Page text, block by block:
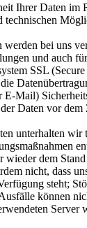
Ihrer Daten im
technischen
bei uns
und auch
SSL
Mail)
Daten vor
unterhalten wir
dem Stand
nicht, dass
steht;
können
Server